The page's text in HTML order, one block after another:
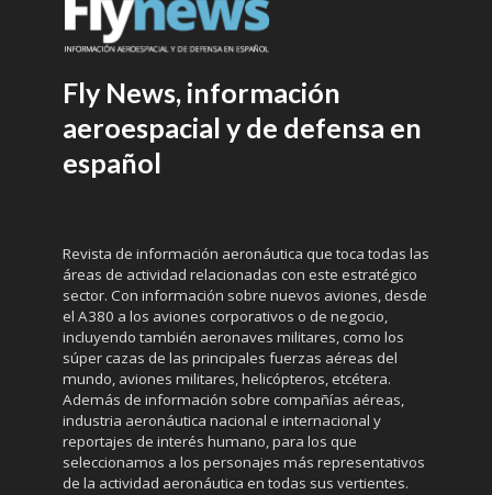
Fly News, información
aeroespacial y de defensa en
español
Revista de información aeronáutica que toca todas las
áreas de actividad relacionadas con este estratégico
sector. Con información sobre nuevos aviones, desde
el A380 a los aviones corporativos o de negocio,
incluyendo también aeronaves militares, como los
súper cazas de las principales fuerzas aéreas del
mundo, aviones militares, helicópteros, etcétera.
Además de información sobre compañías aéreas,
industria aeronáutica nacional e internacional y
reportajes de interés humano, para los que
seleccionamos a los personajes más representativos
de la actividad aeronáutica en todas sus vertientes.